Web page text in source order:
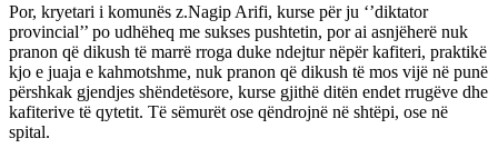
Por, kryetari i komunës z.Nagip Arifi, kurse për ju ‘’diktator
provincial’’ po udhëheq me sukses pushtetin, por ai asnjëherë nuk
pranon që dikush të marrë rroga duke ndejtur nëpër kafiteri, praktikë
kjo e juaja e kahmotshme, nuk pranon që dikush të mos vijë në punë
përshkak gjendjes shëndetësore, kurse gjithë ditën endet rrugëve dhe
kafiterive të qytetit. Të sëmurët ose qëndrojnë në shtëpi, ose në
spital.